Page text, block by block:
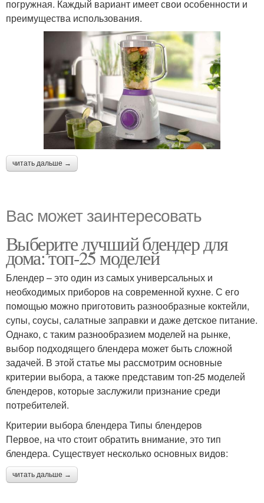
погружная. Каждый вариант имеет свои особенности и
преимущества использования.
читать дальше →
Вас может заинтересовать
Выберите лучший блендер для
дома: топ-25 моделей
Блендер – это один из самых универсальных и
необходимых приборов на современной кухне. С его
помощью можно приготовить разнообразные коктейли,
супы, соусы, салатные заправки и даже детское питание.
Однако, с таким разнообразием моделей на рынке,
выбор подходящего блендера может быть сложной
задачей. В этой статье мы рассмотрим основные
критерии выбора, а также представим топ-25 моделей
блендеров, которые заслужили признание среди
потребителей.
Критерии выбора блендера Типы блендеров
Первое, на что стоит обратить внимание, это тип
блендера. Существует несколько основных видов:
читать дальше →